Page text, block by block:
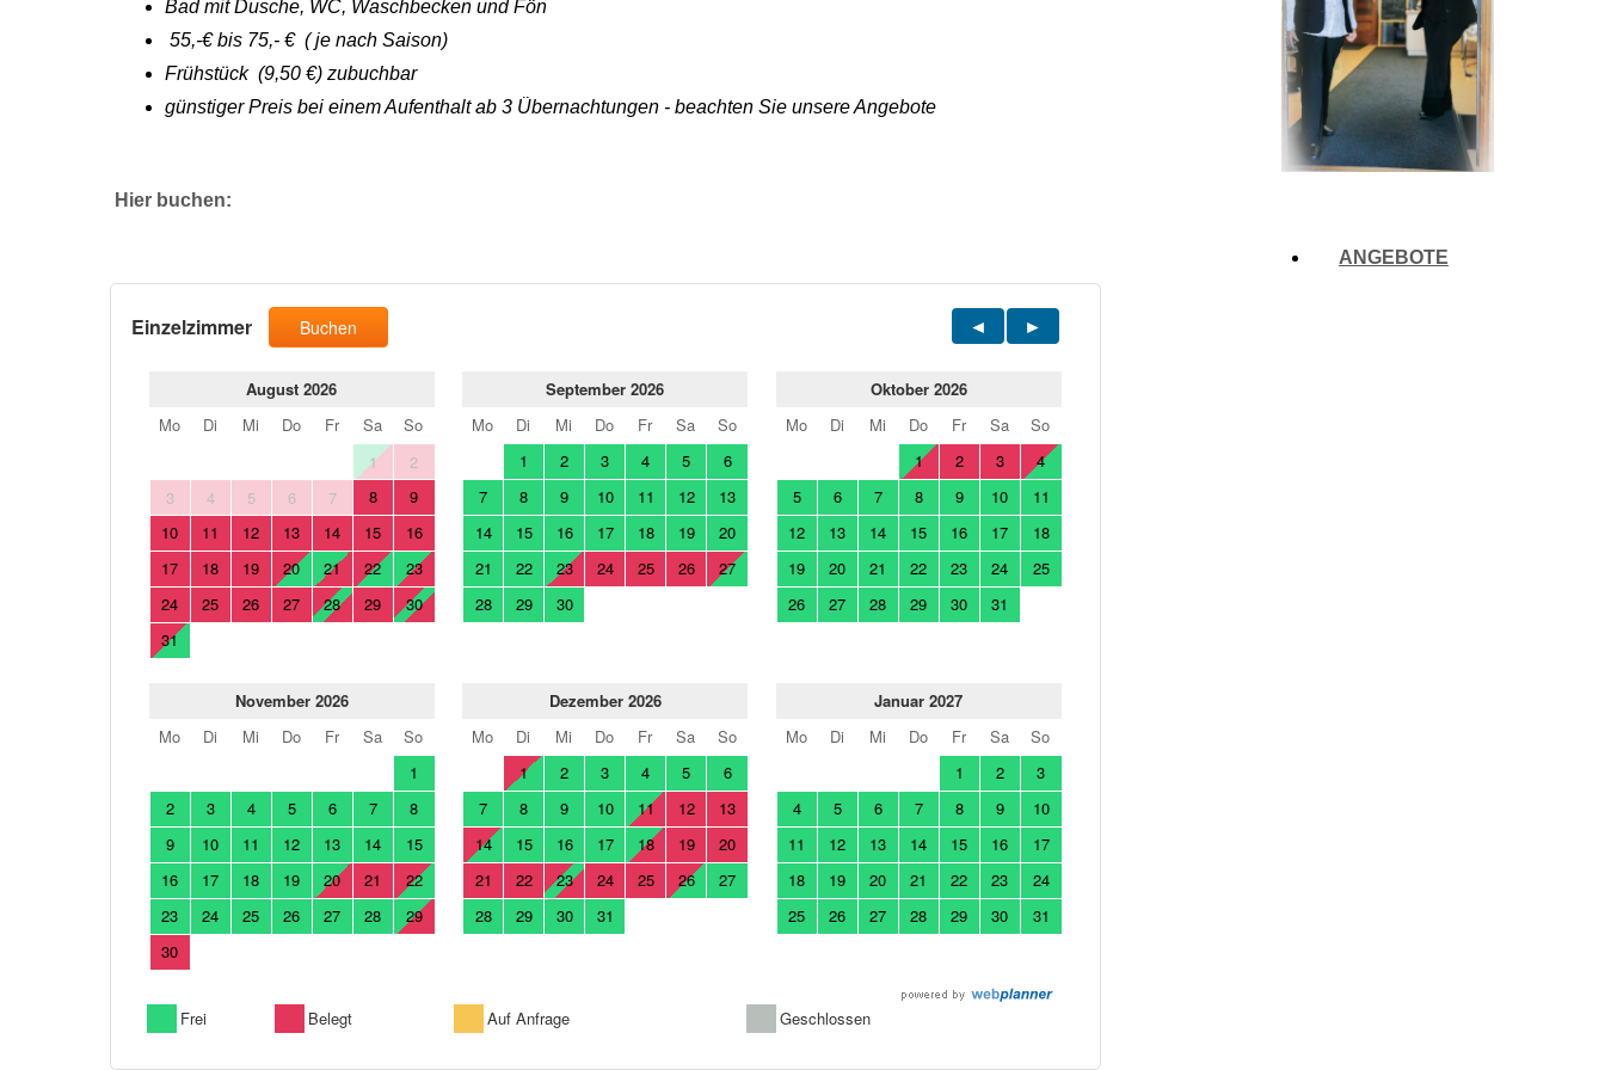
Bad mit Dusche, WC, Waschbecken und Fön
55,-€ bis 75,- € ( je nach Saison)
Frühstück (9,50 €) zubuchbar
günstiger Preis bei einem Aufenthalt ab 3 Übernachtungen - beachten Sie unsere Angebote
Hier buchen:
ANGEBOTE